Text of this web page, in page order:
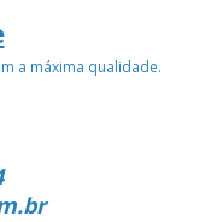
a máxima qualidade.